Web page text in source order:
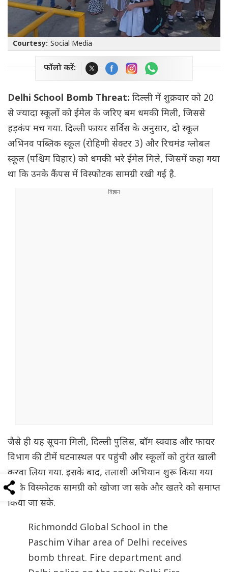
Courtesy: Social Media
फॉलो करें:
Delhi School Bomb Threat: दिल्ली में शुक्रवार को 20
से ज्यादा स्कूलों को ईमेल के जरिए बम धमकी मिली, जिससे
हड़कंप मच गया. दिल्ली फायर सर्विस के अनुसार, दो स्कूल
अभिनव पब्लिक स्कूल (रोहिणी सेक्टर 3) और रिचमंड ग्लोबल
स्कूल (पश्चिम विहार) को धमकी भरे ईमेल मिले, जिसमें कहा गया
था कि उनके कैंपस में विस्फोटक सामग्री रखी गई है.
जैसे ही यह सूचना मिली, दिल्ली पुलिस, बॉम स्क्वाड और फायर
विभाग की टीमें घटनास्थल पर पहुंची और स्कूलों को तुरंत खाली
करवा लिया गया. इसके बाद, तलाशी अभियान शुरू किया गया
ताकि विस्फोटक सामग्री को खोजा जा सके और खतरे को समाप्त
किया जा सके.
Richmondd Global School in the
Paschim Vihar area of Delhi receives
bomb threat. Fire department and